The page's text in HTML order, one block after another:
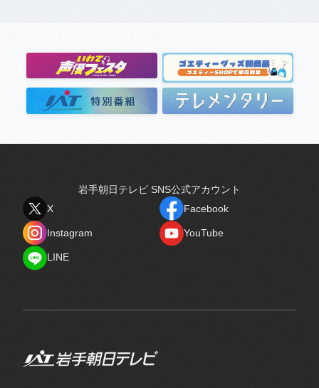
岩手朝日テレビ SNS公式アカウント
X
Facebook
Instagram
YouTube
LINE